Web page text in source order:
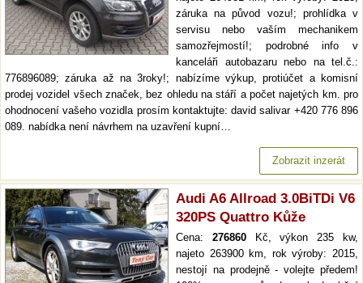
záruka na původ vozu!; prohlídka v
servisu nebo vaším mechanikem
samozřejmostí!; podrobné info v
kanceláři autobazaru nebo na tel.č.:
776896089; záruka až na 3roky!; nabízíme výkup, protiúčet a komisní
prodej vozidel všech značek, bez ohledu na stáří a počet najetých km. pro
ohodnocení vašeho vozidla prosím kontaktujte: david salivar +420 776 896
089. nabídka není návrhem na uzavření kupní…
Zobrazit inzerát
Audi A6 Allroad 3.0BiTDi V6
320PS Quattro Kůže
Cena: 276860Kč, výkon 235 kw,
najeto 263900 km, rok výroby: 2015,
nestojí na prodejně - volejte předem!